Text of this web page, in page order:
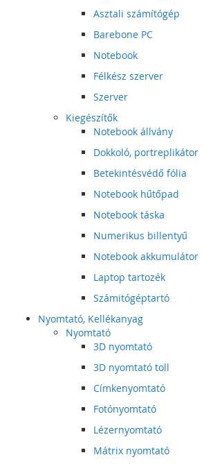
Asztali számítógép
Barebone PC
Notebook
Félkész szerver
Szerver
Kiegészítők
Notebook állvány
Dokkoló, portreplikátor
Betekintésvédő fólia
Notebook hűtőpad
Notebook táska
Numerikus billentyű
Notebook akkumulátor
Laptop tartozék
Számitógéptartó
Nyomtató, Kellékanyag
Nyomtató
3D nyomtató
3D nyomtató toll
Címkenyomtató
Fotónyomtató
Lézernyomtató
Mátrix nyomtató